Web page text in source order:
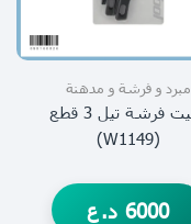
مبرد و فرشة و مدهنة
سيت فرشة تيل 3 قطع
(W1149)
6000 د.ع